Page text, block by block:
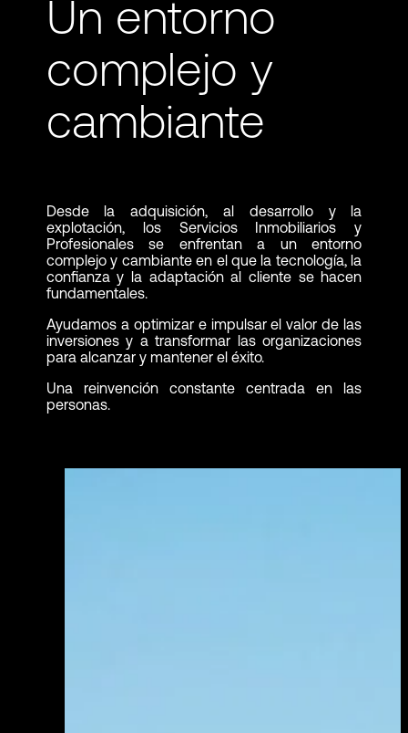
Un entorno
complejo y
cambiante
Desde la adquisición, al desarrollo y la
explotación, los Servicios Inmobiliarios y
Profesionales se enfrentan a un entorno
complejo y cambiante en el que la tecnología, la
confianza y la adaptación al cliente se hacen
fundamentales.
Ayudamos a optimizar e impulsar el valor de las
inversiones y a transformar las organizaciones
para alcanzar y mantener el éxito.
Una reinvención constante centrada en las
personas.